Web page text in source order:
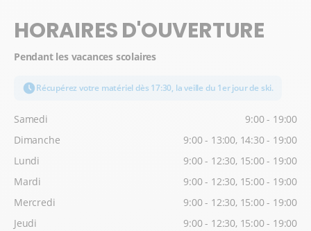
HORAIRES D'OUVERTURE
Pendant les vacances scolaires
Récupérez votre matériel dès 17:30, la veille du 1er jour de ski.
Samedi
9:00 - 19:00
Dimanche
9:00 - 13:00, 14:30 - 19:00
Lundi
9:00 - 12:30, 15:00 - 19:00
Mardi
9:00 - 12:30, 15:00 - 19:00
Mercredi
9:00 - 12:30, 15:00 - 19:00
Jeudi
9:00 - 12:30, 15:00 - 19:00